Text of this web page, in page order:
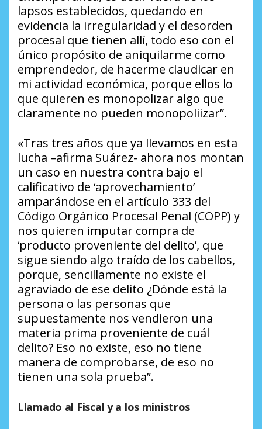
lapsos establecidos, quedando en
evidencia la irregularidad y el desorden
procesal que tienen allí, todo eso con el
único propósito de aniquilarme como
emprendedor, de hacerme claudicar en
mi actividad económica, porque ellos lo
que quieren es monopolizar algo que
claramente no pueden monopoliizar”.
«Tras tres años que ya llevamos en esta
lucha –afirma Suárez- ahora nos montan
un caso en nuestra contra bajo el
calificativo de ‘aprovechamiento’
amparándose en el artículo 333 del
Código Orgánico Procesal Penal (COPP) y
nos quieren imputar compra de
‘producto proveniente del delito’, que
sigue siendo algo traído de los cabellos,
porque, sencillamente no existe el
agraviado de ese delito ¿Dónde está la
persona o las personas que
supuestamente nos vendieron una
materia prima proveniente de cuál
delito? Eso no existe, eso no tiene
manera de comprobarse, de eso no
tienen una sola prueba”.
Llamado al Fiscal y a los ministros